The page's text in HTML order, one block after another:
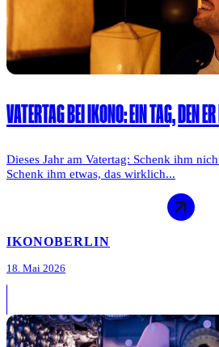
VATERTAG BEI IKONO: EIN TAG, DEN
Dieses Jahr am Vatertag: Schenk ihm
Schenk ihm etwas, das wirklich...
IKONOBERLIN
18. Mai 2026